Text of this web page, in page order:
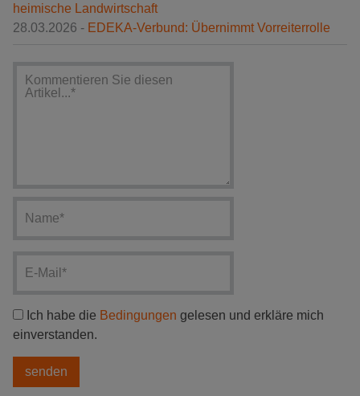
heimische Landwirtschaft
28.03.2026 - EDEKA-Verbund: Übernimmt Vorreiterrolle
Ich habe die Bedingungen gelesen und erkläre mich
einverstanden.